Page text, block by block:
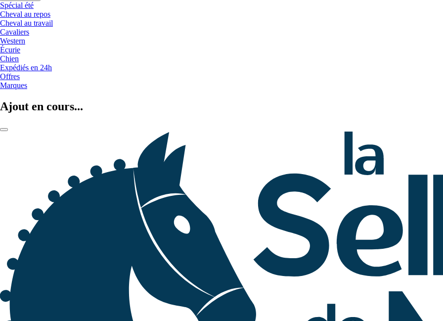
Spécial été
Cheval au repos
Cheval au travail
Cavaliers
Western
Écurie
Chien
Expédiés en 24h
Offres
Marques
Ajout en cours...